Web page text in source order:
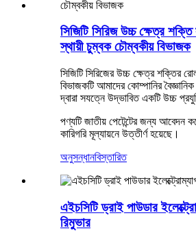
সিজিটি সিরিজ উচ্চ ক্ষেত্র
স্থায়ী চুম্বক চৌম্বকীয় বিভাজক
সিজিটি সিরিজের উচ্চ ক্ষেত্র শক্তির
বিভাজকটি আমাদের কোম্পানির
দ্বারা সযত্নে উদ্ভাবিত একটি উচ্চ
পণ্যটি জাতীয় পেটেন্টের জন্য আবেদন
কারিগরি মূল্যায়নে উত্তীর্ণ হয়েছে।
অনুসন্ধানবিস্তারিত
এইচসিটি ড্রাই পাউডার
রিমুভার